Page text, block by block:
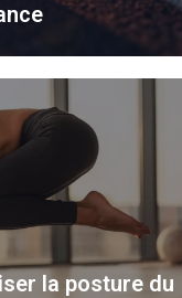
la posture du